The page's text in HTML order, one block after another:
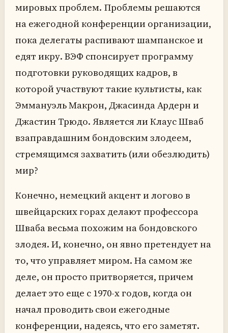
мировых проблем. Проблемы решаются
на ежегодной конференции организации,
пока делегаты распивают шампанское и
едят икру. ВЭФ спонсирует программу
подготовки руководящих кадров, в
которой участвуют такие культисты, как
Эммануэль Макрон, Джасинда Ардерн и
Джастин Трюдо. Является ли Клаус Шваб
взаправдашним бондовским злодеем,
стремящимся захватить (или обезлюдить)
мир?
Конечно, немецкий акцент и логово в
швейцарских горах делают профессора
Шваба весьма похожим на бондовского
злодея. И, конечно, он явно претендует на
то, что управляет миром. На самом же
деле, он просто притворяется, причем
делает это еще с 1970-х годов, когда он
начал проводить свои ежегодные
конференции, надеясь, что его заметят.